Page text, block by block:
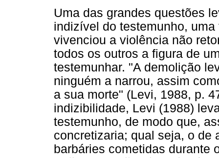
Uma das grandes questões
indizível do testemunho,
vivenciou a violência não
todos os outros a figura de
testemunhar. "A demolição
ninguém a narrou, assim
a sua morte" (Levi, 1988, p.
indizibilidade, Levi (1988)
testemunho, de modo que,
concretizaria; qual seja, o de
barbáries cometidas durante